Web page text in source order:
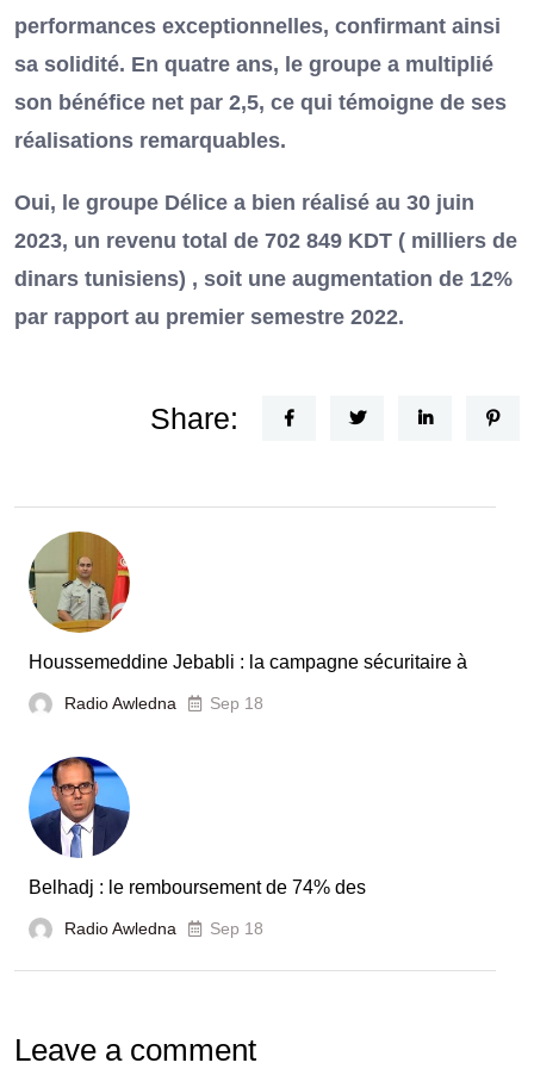
performances exceptionnelles, confirmant ainsi
sa solidité. En quatre ans, le groupe a multiplié
son bénéfice net par 2,5, ce qui témoigne de ses
réalisations remarquables.
Oui, le groupe Délice a bien réalisé au 30 juin
2023, un revenu total de 702 849 KDT ( milliers de
dinars tunisiens) , soit une augmentation de 12%
par rapport au premier semestre 2022.
Share:
Houssemeddine Jebabli : la campagne sécuritaire à
Radio Awledna Sep 18
Belhadj : le remboursement de 74% des
Radio Awledna Sep 18
Leave a comment